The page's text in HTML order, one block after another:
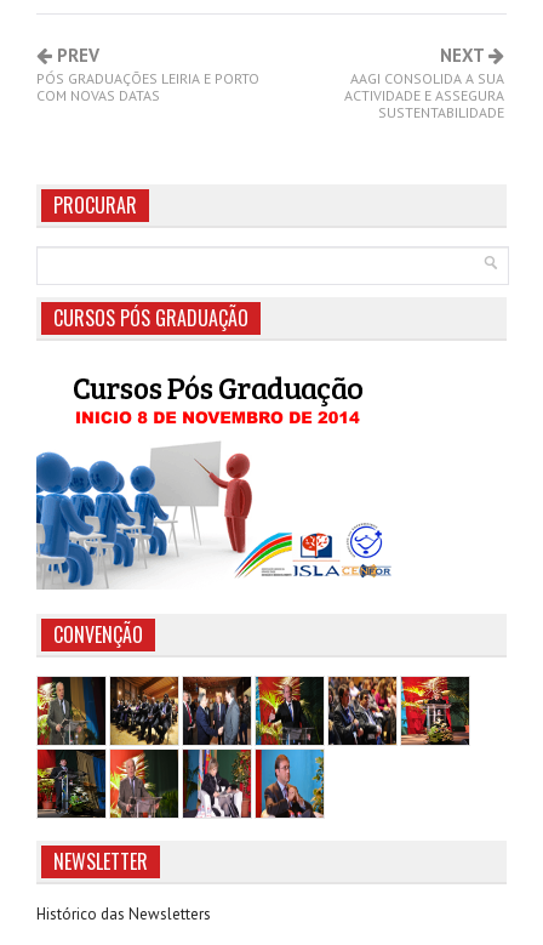
PREV
PÓS GRADUAÇÕES LEIRIA E PORTO
COM NOVAS DATAS
NEXT
AAGI CONSOLIDA A SUA
ACTIVIDADE E ASSEGURA
SUSTENTABILIDADE
PROCURAR
CURSOS PÓS GRADUAÇÃO
CONVENÇÃO
NEWSLETTER
Histórico das Newsletters